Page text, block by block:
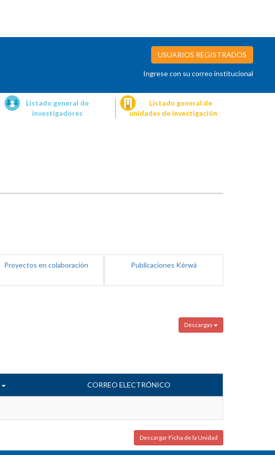
USUARIOS REGISTRADOS
Ingrese con su correo institucional
Listado general de
investigadores
Listado general de
unidades de investigación
Proyectos en colaboración Publicaciones Kérwá
Descargas
CORREO ELECTRÓNICO
Descargar Ficha de la Unidad